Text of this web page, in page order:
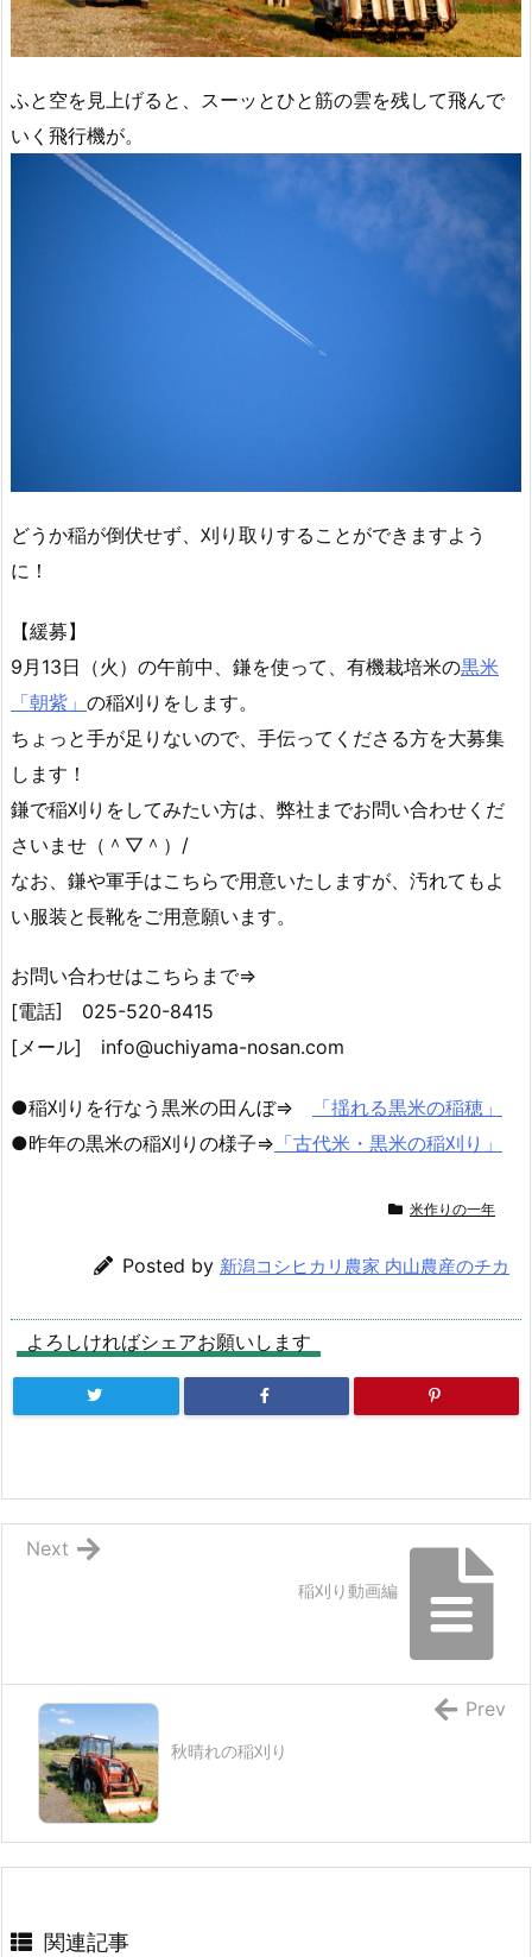
ふと空を見上げると、スーッとひと筋の雲を残して飛んで
いく飛行機が。
どうか稲が倒伏せず、刈り取りすることができますよう
に！
【緩募】
9月13日（火）の午前中、鎌を使って、有機栽培米の黒米
「朝紫」 の稲刈りをします。
ちょっと手が足りないので、手伝ってくださる方を大募集
します！
鎌で稲刈りをしてみたい方は、弊社までお問い合わせくだ
さいませ（＾▽＾）/
なお、鎌や軍手はこちらで用意いたしますが、汚れてもよ
い服装と長靴をご用意願います。
お問い合わせはこちらまで⇒
[電話] 025-520-8415
[メール] info@uchiyama-nosan.com
●稲刈りを行なう黒米の田んぼ⇒
「揺れる黒米の稲穂」
●昨年の黒米の稲刈りの様子⇒ 「古代米・黒米の稲刈り」
米作りの一年
Posted by 新潟コシヒカリ農家 内山農産のチカ
よろしければシェアお願いします
稲刈り動画編
Next
秋晴れの稲刈り
Prev
関連記事